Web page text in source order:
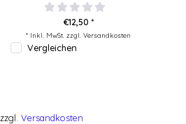
€12,50 *
* Inkl. MwSt. zzgl. Versandkosten
Vergleichen
zzgl. Versandkosten